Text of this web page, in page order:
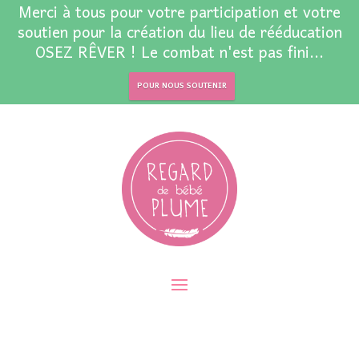
Merci à tous pour votre participation et votre
soutien pour la création du lieu de rééducation
OSEZ RÊVER ! Le combat n'est pas fini...
POUR NOUS SOUTENIR